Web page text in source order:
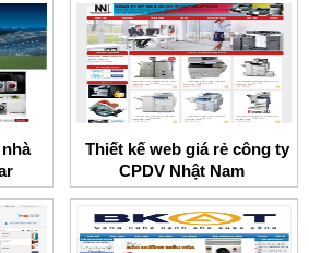
Thiết kế web giá rẻ công ty
CPDV Nhật Nam